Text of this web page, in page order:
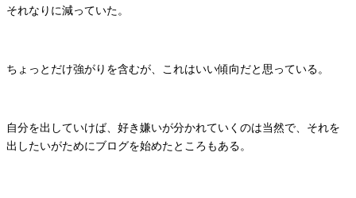
それなりに減っていた。
ちょっとだけ強がりを含むが、これはいい傾向だと思っている。
自分を出していけば、好き嫌いが分かれていくのは当然で、それを
出したいがためにブログを始めたところもある。